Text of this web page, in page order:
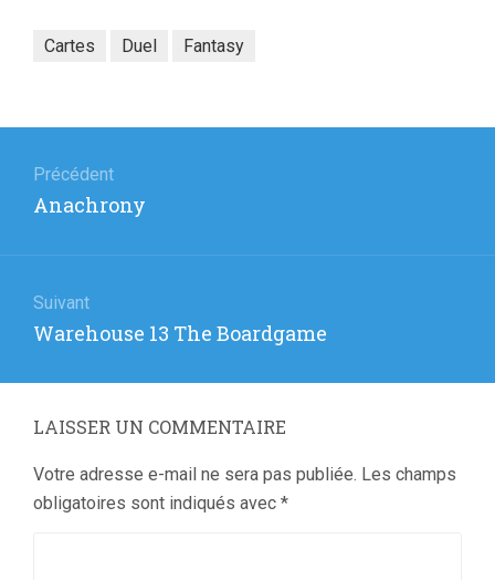
Cartes Duel Fantasy
de
l’article
Précédent
Article
Anachrony
Suivant
Article
:
Warehouse 13 The Boardgame
LAISSER UN COMMENTAIRE
Votre adresse e-mail ne sera pas publiée. Les champs
obligatoires sont indiqués avec *